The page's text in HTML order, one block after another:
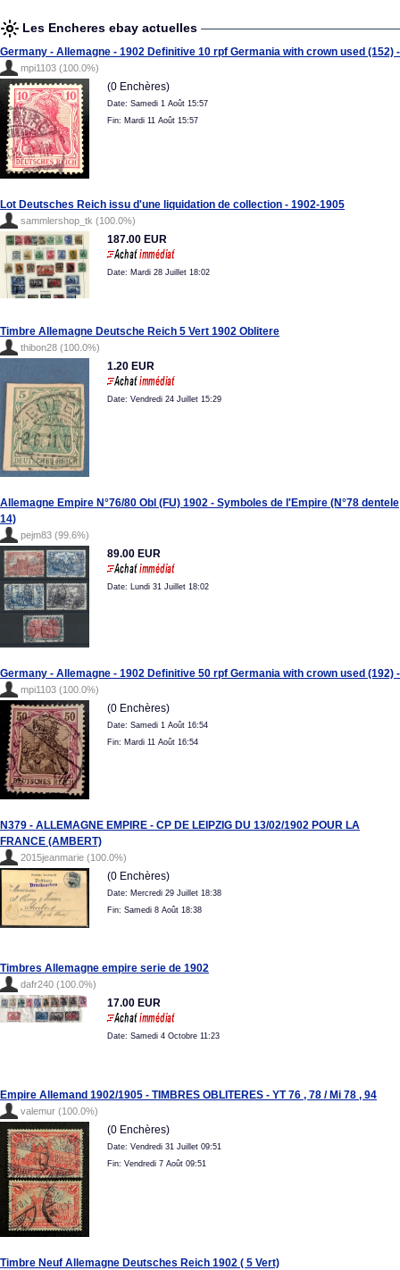
Les Encheres ebay actuelles
Germany - Allemagne - 1902 Definitive 10 rpf Germania with crown used (152) -
mpi1103 (100.0%)
(0 Enchères)
Date: Samedi 1 Août 15:57
Fin: Mardi 11 Août 15:57
Lot Deutsches Reich issu d'une liquidation de collection - 1902-1905
sammlershop_tk (100.0%)
187.00 EUR
Date: Mardi 28 Juillet 18:02
Timbre Allemagne Deutsche Reich 5 Vert 1902 Oblitere
thibon28 (100.0%)
1.20 EUR
Date: Vendredi 24 Juillet 15:29
Allemagne Empire N°76/80 Obl (FU) 1902 - Symboles de l'Empire (N°78 dentele
14)
pejm83 (99.6%)
89.00 EUR
Date: Lundi 31 Juillet 18:02
Germany - Allemagne - 1902 Definitive 50 rpf Germania with crown used (192) -
mpi1103 (100.0%)
(0 Enchères)
Date: Samedi 1 Août 16:54
Fin: Mardi 11 Août 16:54
N379 - ALLEMAGNE EMPIRE - CP DE LEIPZIG DU 13/02/1902 POUR LA
FRANCE (AMBERT)
2015jeanmarie (100.0%)
(0 Enchères)
Date: Mercredi 29 Juillet 18:38
Fin: Samedi 8 Août 18:38
Timbres Allemagne empire serie de 1902
dafr240 (100.0%)
17.00 EUR
Date: Samedi 4 Octobre 11:23
Empire Allemand 1902/1905 - TIMBRES OBLITERES - YT 76 , 78 / Mi 78 , 94
valemur (100.0%)
(0 Enchères)
Date: Vendredi 31 Juillet 09:51
Fin: Vendredi 7 Août 09:51
Timbre Neuf Allemagne Deutsches Reich 1902 ( 5 Vert)